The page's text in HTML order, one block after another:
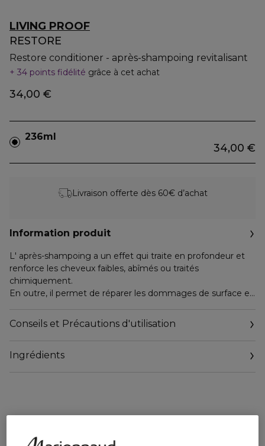
LIVING PROOF
RESTORE
Restore conditioner - après-shampoing revitalisant
34 points fidélité grâce à cet achat
34,00 €
236ml
34,00 €
Livraison offerte dès 60€ d’achat
Information produit
L' après-shampoing a un effet qui traite en profondeur et
renforce les cheveux faibles, abîmés ou traités
chimiquement.
En outre, il permet de réparer les dommages de surface en
Sans silicone
Conseils et Précautions d'utilisation
Ingrédients